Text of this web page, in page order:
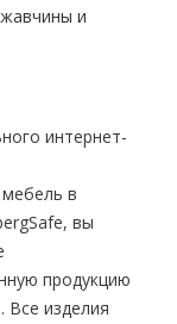
и
интернет-
в
вы
продукцию
Все изделия